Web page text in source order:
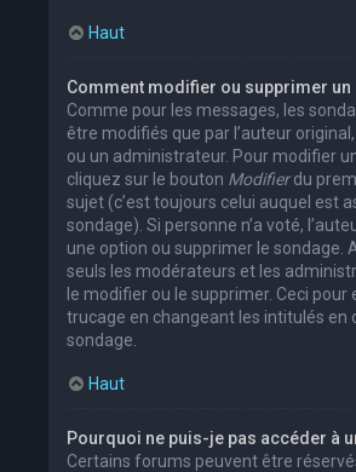
Haut
Comment modifier ou supprimer un
Comme pour les messages, les
être modifiés que par l’auteur
ou un administrateur. Pour modifier
cliquez sur le bouton Modifierdu
sujet (c’est toujours celui auquel est
sondage). Si personne n’a voté,
une option ou supprimer le sondage.
seuls les modérateurs et les
le modifier ou le supprimer. Ceci pour
trucage en changeant les intitulés en
sondage.
Haut
Pourquoi ne puis-je pas accéder à
Certains forums peuvent être